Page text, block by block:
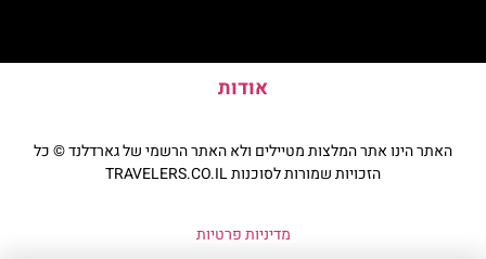
אודות
האתר הינו אתר המלצות מטיילים ולא האתר הרשמי של גארדלנד © כל
הזכויות שמורות לסוכנות TRAVELERS.CO.IL
מדיניות פרטיות